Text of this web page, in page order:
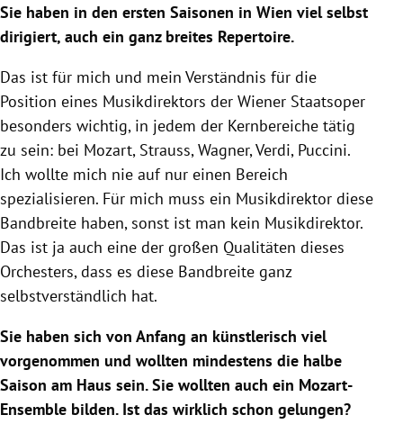
Sie haben in den ersten Saisonen in Wien viel selbst
dirigiert, auch ein ganz breites Repertoire.
Das ist für mich und mein Verständnis für die
Position eines Musikdirektors der Wiener Staatsoper
besonders wichtig, in jedem der Kernbereiche tätig
zu sein: bei Mozart, Strauss, Wagner, Verdi, Puccini.
Ich wollte mich nie auf nur einen Bereich
spezialisieren. Für mich muss ein Musikdirektor diese
Bandbreite haben, sonst ist man kein Musikdirektor.
Das ist ja auch eine der großen Qualitäten dieses
Orchesters, dass es diese Bandbreite ganz
selbstverständlich hat.
Sie haben sich von Anfang an künstlerisch viel
vorgenommen und wollten mindestens die halbe
Saison am Haus sein. Sie wollten auch ein Mozart-
Ensemble bilden. Ist das wirklich schon gelungen?